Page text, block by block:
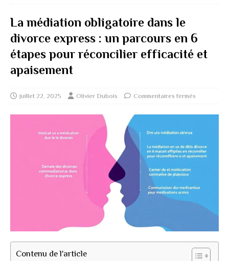
La médiation obligatoire dans le
divorce express : un parcours en 6
étapes pour réconcilier efficacité et
apaisement
juillet 22, 2025 Olivier Dubois Commentaires fermés
Contenu de l'article